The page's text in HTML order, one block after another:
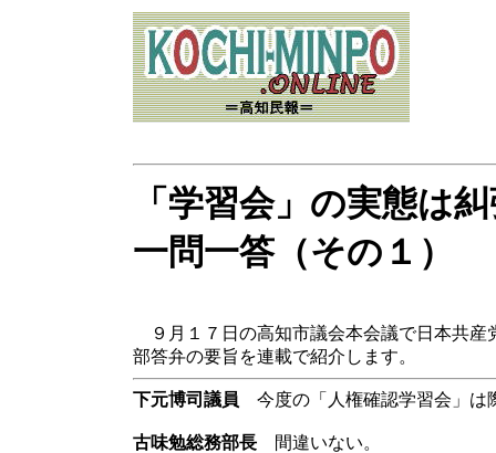
「学習会」の実態は
一問一答（その１）
９月１７日の高知市議会本会議で日本共産
部答弁の要旨を連載で紹介します。
下元博司議員 今度の「人権確認学習会」は
古味勉総務部長間違いない。